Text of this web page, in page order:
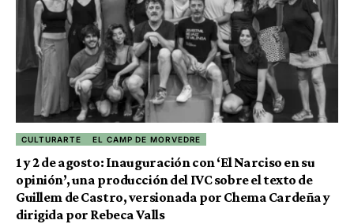
CULTURARTE EL CAMP DE MORVEDRE
1 y 2 de agosto: Inauguración con ‘El Narciso en su
opinión’, una producción del IVC sobre el texto de
Guillem de Castro, versionada por Chema Cardeña y
dirigida por Rebeca Valls